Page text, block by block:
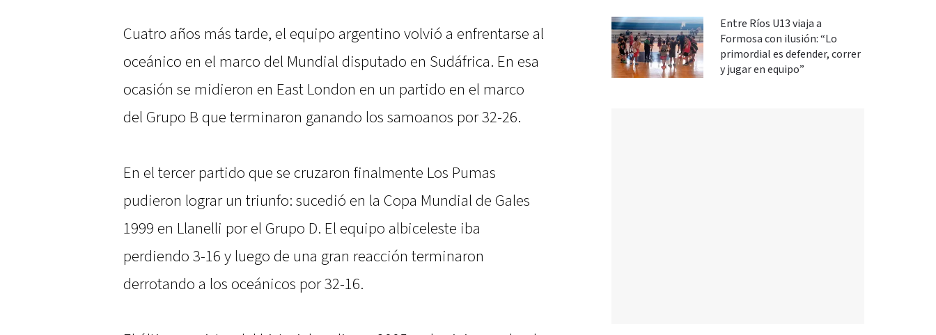
Cuatro años más tarde, el equipo argentino volvió a enfrentarse al
oceánico en el marco del Mundial disputado en Sudáfrica. En esa
ocasión se midieron en East London en un partido en el marco
del Grupo B que terminaron ganando los samoanos por 32-26.
En el tercer partido que se cruzaron finalmente Los Pumas
pudieron lograr un triunfo: sucedió en la Copa Mundial de Gales
1999 en Llanelli por el Grupo D. El equipo albiceleste iba
perdiendo 3-16 y luego de una gran reacción terminaron
derrotando a los oceánicos por 32-16.
Entre Ríos U13 viaja a
Formosa con ilusión: “Lo
primordial es defender, correr
y jugar en equipo”